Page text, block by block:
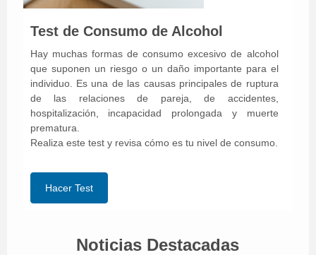
Test de Consumo de Alcohol
Hay muchas formas de consumo excesivo de alcohol
que suponen un riesgo o un daño importante para el
individuo. Es una de las causas principales de ruptura
de las relaciones de pareja, de accidentes,
hospitalización, incapacidad prolongada y muerte
prematura.
Realiza este test y revisa cómo es tu nivel de consumo.
Hacer Test
Noticias Destacadas